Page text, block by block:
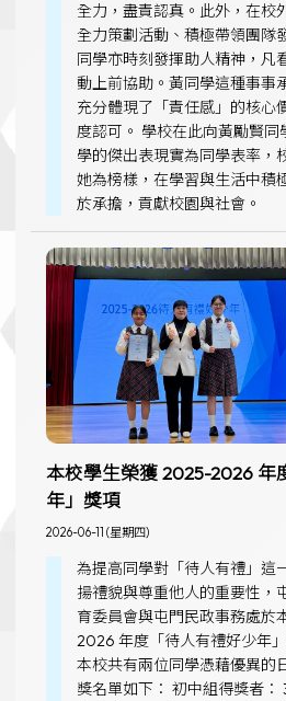
全力，盡責認真。此外，在校
全力策劃活動、積極帶領團隊
同學亦時刻發揮助人精神，凡
動上前協助。黃同學這種事事
充分體現了「責任感」的核心
度認可。 學校在此向黃勵賢
學的傑出表現實為同學表率，
她為榜樣，在學習與生活中積
於承擔，貢獻校園與社會。
本校學生榮獲 2025-2026 年
年」獎項
2026-06-11 (星期四)
為提高同學對「待人有禮」這
揚禮貌與尊重他人的重要性，
育委員會與屯門民政事務處於
2026 年度「待人有禮好少年
本校共有兩位同學憑藉優異的
獎名單如下： 初中組得獎者：